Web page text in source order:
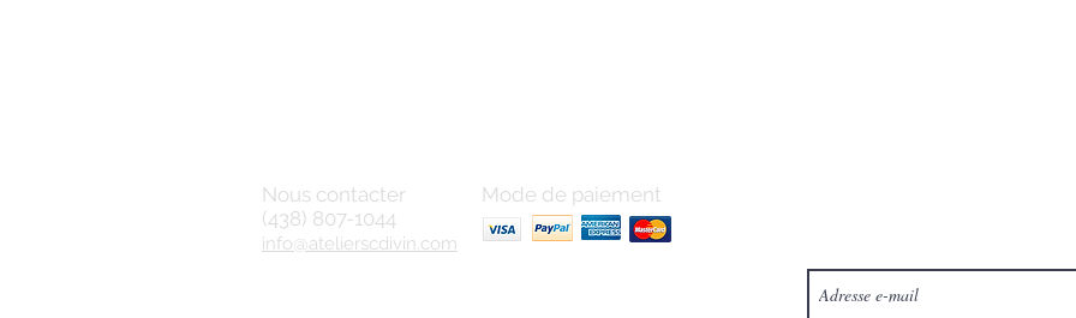
Nous contacter
(438) 807-1044
info@atelierscdivin.com
Mode de paiement